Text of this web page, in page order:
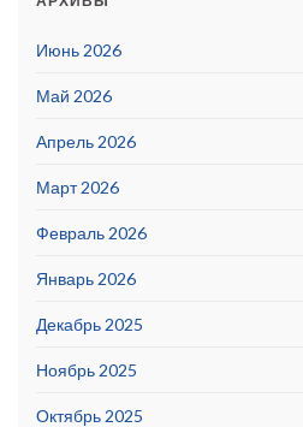
Июнь 2026
Май 2026
Апрель 2026
Март 2026
Февраль 2026
Январь 2026
Декабрь 2025
Ноябрь 2025
Октябрь 2025